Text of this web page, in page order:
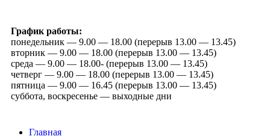
График работы:
понедельник — 9.00 — 18.00 (перерыв 13.00 — 13.45)
вторник — 9.00 — 18.00 (перерыв 13.00 — 13.45)
среда — 9.00 — 18.00- (перерыв 13.00 — 13.45)
четверг — 9.00 — 18.00 (перерыв 13.00 — 13.45)
пятница — 9.00 — 16.45 (перерыв 13.00 — 13.45)
суббота, воскресенье — выходные дни
Главная